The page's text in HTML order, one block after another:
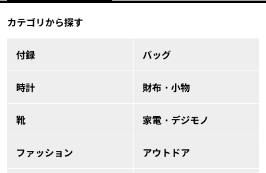
カテゴリから探す
付録 バッグ
時計 財布・小物
靴 家電・デジモノ
ファッション アウトドア